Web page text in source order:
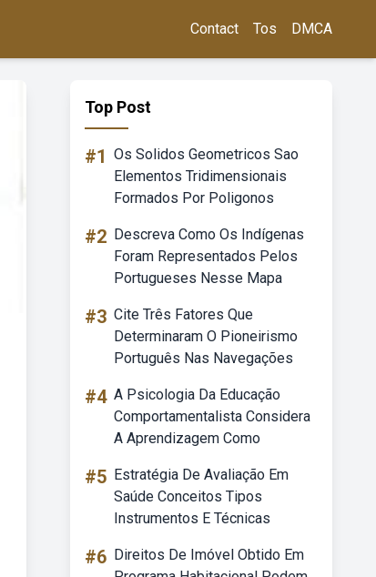
Contact Tos DMCA
Top Post
#1 Os Solidos Geometricos Sao
Elementos Tridimensionais
Formados Por Poligonos
#2 Descreva Como Os Indígenas
Foram Representados Pelos
Portugueses Nesse Mapa
#3 Cite Três Fatores Que
Determinaram O Pioneirismo
Português Nas Navegações
#4 A Psicologia Da Educação
Comportamentalista Considera
A Aprendizagem Como
#5 Estratégia De Avaliação Em
Saúde Conceitos Tipos
Instrumentos E Técnicas
#6 Direitos De Imóvel Obtido Em